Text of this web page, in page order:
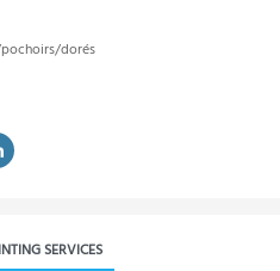
dorés
SERVICES